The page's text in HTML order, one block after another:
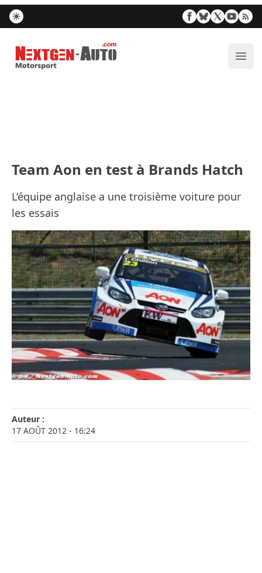
Nextgen-Auto.com
Team Aon en test à Brands Hatch
L’équipe anglaise a une troisième voiture pour
les essais
Auteur :
17 AOÛT 2012 - 16:24